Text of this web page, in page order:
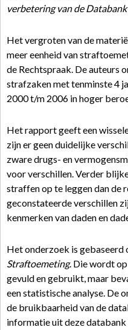
verbetering van de
Het vergroten van de
meer eenheid van
de Rechtspraak. De auteurs
strafzaken met tenminste 4
2000 t/m 2006 in hoger
Het rapport geeft een
zijn er geen duidelijke
zware drugs- en
voor verschillen. Verder
straffen op te leggen dan de
geconstateerde verschillen
kenmerken van daden en
Het onderzoek is gebaseerd
Straftoemeting. Die wordt
gevuld en gebruikt, maar
een statistische analyse. De
de bruikbaarheid van de
informatie uit deze